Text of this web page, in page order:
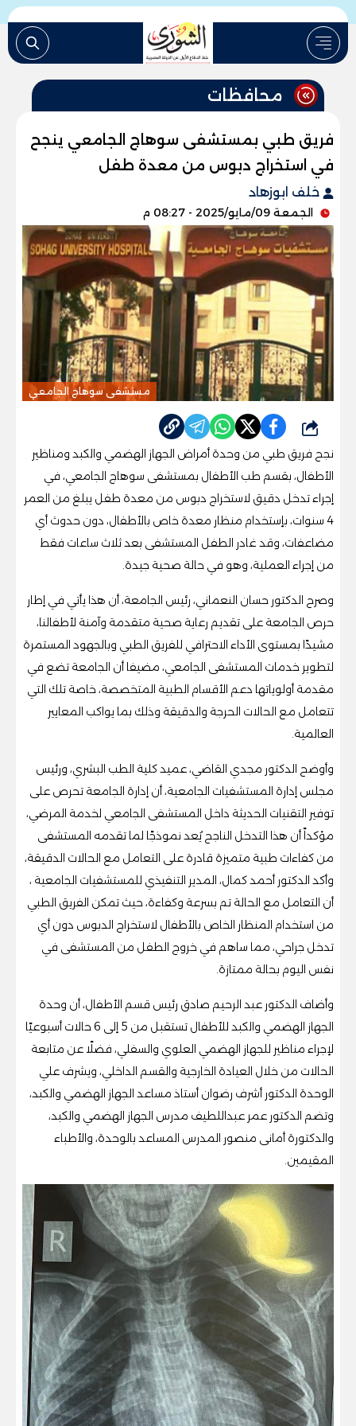
محافظات
فريق طبي بمستشفى سوهاج الجامعي ينجح
في استخراج دبوس من معدة طفل
خلف ابوزهاد
الجمعة 09/مايو/2025 - 08:27 م
مستشفى سوهاج الجامعي
شارك
نجح فريق طبي من وحدة أمراض الجهاز الهضمي والكبد ومناظير
الأطفال، بقسم طب الأطفال بمستشفى سوهاج الجامعي، في
إجراء تدخل دقيق لاستخراج دبوس من معدة طفل يبلغ من العمر
4 سنوات، بإستخدام منظار معدة خاص بالأطفال، دون حدوث أي
مضاعفات، وقد غادر الطفل المستشفى بعد ثلاث ساعات فقط
من إجراء العملية، وهو في حالة صحية جيدة.
وصرح الدكتور حسان النعماني، رئيس الجامعة، أن هذا يأتي في إطار
حرص الجامعة على تقديم رعاية صحية متقدمة وآمنة لأطفالنا،
مشيدًا بمستوى الأداء الاحترافي للفريق الطبي وبالجهود المستمرة
لتطوير خدمات المستشفى الجامعي، مضيفا أن الجامعة تضع في
مقدمة أولوياتها دعم الأقسام الطبية المتخصصة، خاصة تلك التي
تتعامل مع الحالات الحرجة والدقيقة وذلك بما يواكب المعايير
العالمية.
وأوضح الدكتور مجدي القاضي، عميد كلية الطب البشري، ورئيس
مجلس إدارة المستشفيات الجامعية، أن إدارة الجامعة تحرص على
توفير التقنيات الحديثة داخل المستشفى الجامعي لخدمة المرضي،
مؤكداً أن هذا التدخل الناجح يُعد نموذجًا لما تقدمه المستشفى
من كفاءات طبية متميزة قادرة على التعامل مع الحالات الدقيقة،
وأكد الدكتور أحمد كمال، المدير التنفيذي للمستشفيات الجامعية ،
أن التعامل مع الحالة تم بسرعة وكفاءة، حيث تمكن الفريق الطبي
من استخدام المنظار الخاص بالأطفال لاستخراج الدبوس دون أي
تدخل جراحي، مما ساهم في خروج الطفل من المستشفى في
نفس اليوم بحالة ممتازة.
وأضاف الدكتور عبد الرحيم صادق رئيس قسم الأطفال، أن وحدة
الجهاز الهضمي والكبد للأطفال تستقبل من 5 إلى 6 حالات أسبوعيًا
لإجراء مناظير للجهاز الهضمي العلوي والسفلي، فضلًا عن متابعة
الحالات من خلال العيادة الخارجية والقسم الداخلي، ويشرف علي
الوحدة الدكتور أشرف رضوان أستاذ مساعد الجهاز الهضمي والكبد،
وتضم الدكتور عمر عبداللطيف مدرس الجهاز الهضمي والكبد،
والدكتورة أمانى منصور المدرس المساعد بالوحدة، والأطباء
المقيمين.